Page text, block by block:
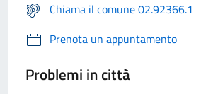
Chiama il comune 02.92366.1
Prenota un appuntamento
Problemi in città